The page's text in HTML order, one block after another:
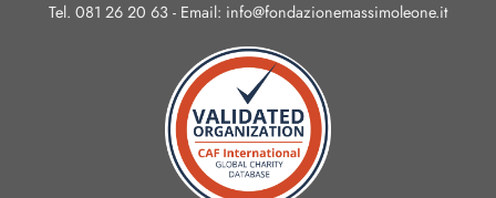
Tel. 081 26 20 63 - Email: info@fondazionemassimoleone.it